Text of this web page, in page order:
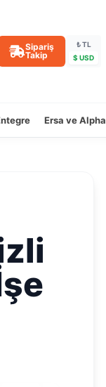
Sipariş
Takip
₺ TL
$ USD
Ersa ve Alpha